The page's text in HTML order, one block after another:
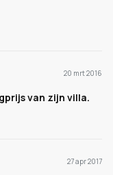
20 mrt 2016
van zijn villa.
27 apr 2017